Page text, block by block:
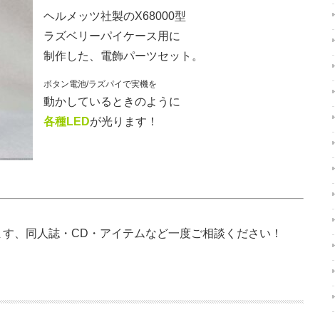
ヘルメッツ社製のX68000型
ラズベリーパイケース用に
制作した、電飾パーツセット。
ボタン電池/ラズパイで実機を
動かしているときのように
各種LEDが光ります！
、同人誌・CD・アイテムなど一度ご相談ください！